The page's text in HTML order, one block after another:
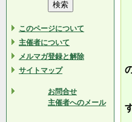
このページについて
主催者について
メルマガ登録と解除
サイトマップ
お問合せ
主催者へのメール